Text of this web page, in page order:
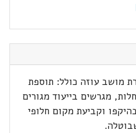
מושב עוזה כולל: תוספת
מגרשים בייעוד מגורים
וקביעת מקום חלופי